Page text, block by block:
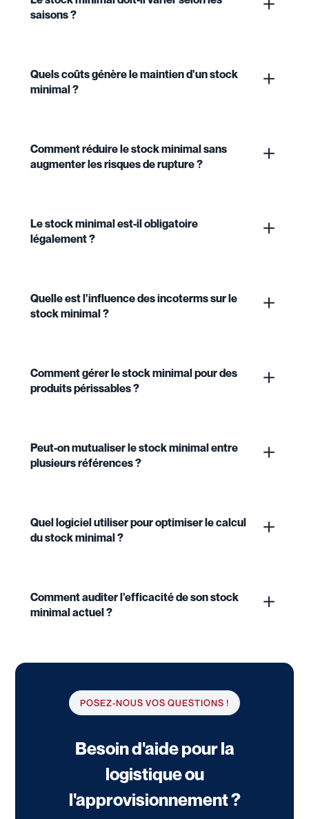
saisons ?
Quels coûts génère le maintien d'un stock
minimal ?
Comment réduire le stock minimal sans
augmenter les risques de rupture ?
Le stock minimal est-il obligatoire
légalement ?
Quelle est l'influence des incoterms sur le
stock minimal ?
Comment gérer le stock minimal pour des
produits périssables ?
Peut-on mutualiser le stock minimal entre
plusieurs références ?
Quel logiciel utiliser pour optimiser le calcul
du stock minimal ?
Comment auditer l'efficacité de son stock
minimal actuel ?
POSEZ-NOUS VOS QUESTIONS !
Besoin d'aide pour la
logistique ou
l'approvisionnement ?